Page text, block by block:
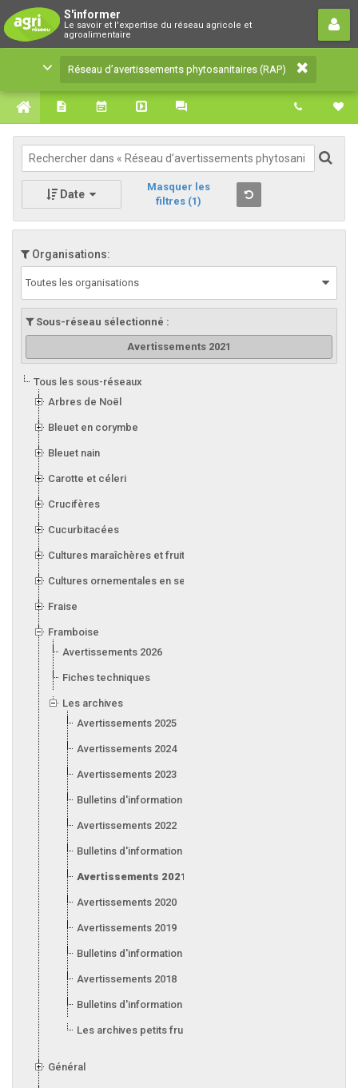
S'informer
Le savoir et l'expertise du réseau agricole et
agroalimentaire
Réseau d’avertissements
phytosanitaires (RAP)
Le savoir et l'expertise du réseau agricole et
agroalimentaire
Réseau d’avertissements phytosanitaires (RAP)
Date
Masquer les
filtres (1)
Organisations:
Toutes les organisations
Sous-réseau sélectionné :
Avertissements 2021
Tous les sous-réseaux
Arbres de Noël
Bleuet en corymbe
Bleuet nain
Carotte et céleri
Crucifères
Cucurbitacées
Cultures maraîchères et fruitières en serre
Cultures ornementales en serre
Fraise
Framboise
Avertissements 2026
Fiches techniques
Les archives
Avertissements 2025
Avertissements 2024
Avertissements 2023
Bulletins d'information 2023
Avertissements 2022
Bulletins d'information 2022
Avertissements 2021
Avertissements 2020
Avertissements 2019
Bulletins d'information 2019
Avertissements 2018
Bulletins d'information 2018
Les archives petits fruits
Général